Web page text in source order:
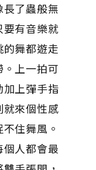
了蟲般無
有音樂就
舞都遊走
上一拍可
上彈手指
來個性感
住舞風。
人都會最